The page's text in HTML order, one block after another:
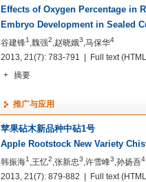
Effects of Oxygen Percentage in
Embryo Development in Sealed
谷建锋1 ,魏强2,赵晓娥3,马保华4
2013, 21(7): 783-791 | Full text
+
摘要
推广与应用
苹果砧木新品种中砧1号
Apple Rootstock New Variety
韩振海1 ,王忆2,张新忠3,许雪峰3,孙扬吾4
2013, 21(7): 879-882 | Full text